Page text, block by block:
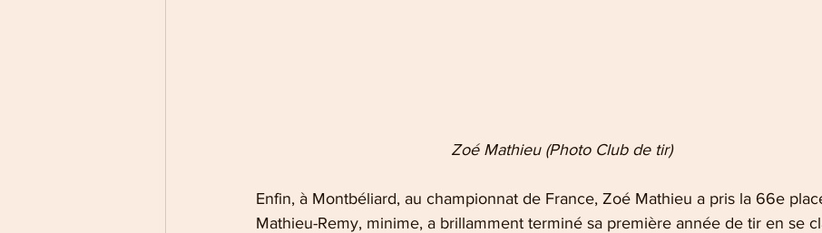
          Zoé Mathieu (Photo Club de tir)
Enfin, à Montbéliard, au championnat de France, Zoé Mathieu a pris la 66e
Mathieu-Remy, minime, a brillamment terminé sa première année de tir en se